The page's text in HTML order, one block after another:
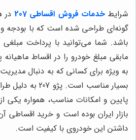
شرایطخدمات فروش اقساطی 207 در
گونه‌ای طراحی شده است که با بودجه و
باشد. شما می‌توانید با پرداخت
مابقی مبلغ خودرو را در اقساط
به ویژه برای کسانی که به دنبال
بسیار مناسب
پایین و امکانات مناسب، همواره یکی
بازار ایران بوده است و خرید اقساطی
داشتن این خودروی با کیفیت است.